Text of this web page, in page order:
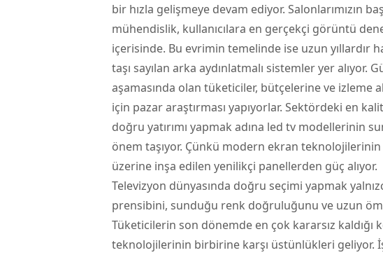
bir hızla gelişmeye devam ediyor. Salonlarımızın
mühendislik, kullanıcılara en gerçekçi görüntü
içerisinde. Bu evrimin temelinde ise uzun yıllardır
taşı sayılan arka aydınlatmalı sistemler yer alıyor.
aşamasında olan tüketiciler, bütçelerine ve izleme
için pazar araştırması yapıyorlar. Sektördeki en
doğru yatırımı yapmak adına led tv modellerinin
önem taşıyor. Çünkü modern ekran teknolojilerinin
üzerine inşa edilen yenilikçi panellerden güç alıyor.
Televizyon dünyasında doğru seçimi yapmak
prensibini, sunduğu renk doğruluğunu ve uzun
Tüketicilerin son dönemde en çok kararsız kaldığı
teknolojilerinin birbirine karşı üstünlükleri geliyor.